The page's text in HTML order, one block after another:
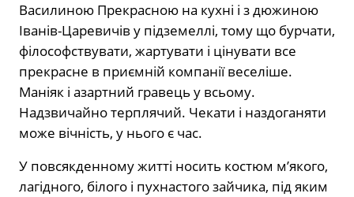
Василиною Прекрасною на кухні і з дюжиною
Іванів-Царевичів у підземеллі, тому що бурчати,
філософствувати, жартувати і цінувати все
прекрасне в приємній компанії веселіше.
Маніяк і азартний гравець у всьому.
Надзвичайно терплячий. Чекати і наздоганяти
може вічність, у нього є час.
У повсякденному житті носить костюм м’якого,
лагідного, білого і пухнастого зайчика, під яким